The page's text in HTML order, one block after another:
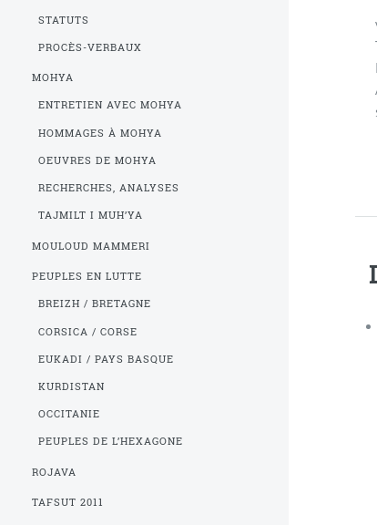
STATUTS
PROCÈS-VERBAUX
MOHYA
ENTRETIEN AVEC MOHYA
HOMMAGES À MOHYA
OEUVRES DE MOHYA
RECHERCHES, ANALYSES
TAJMILT I MUH’YA
MOULOUD MAMMERI
PEUPLES EN LUTTE
BREIZH / BRETAGNE
CORSICA / CORSE
EUKADI / PAYS BASQUE
KURDISTAN
OCCITANIE
PEUPLES DE L’HEXAGONE
ROJAVA
TAFSUT 2011